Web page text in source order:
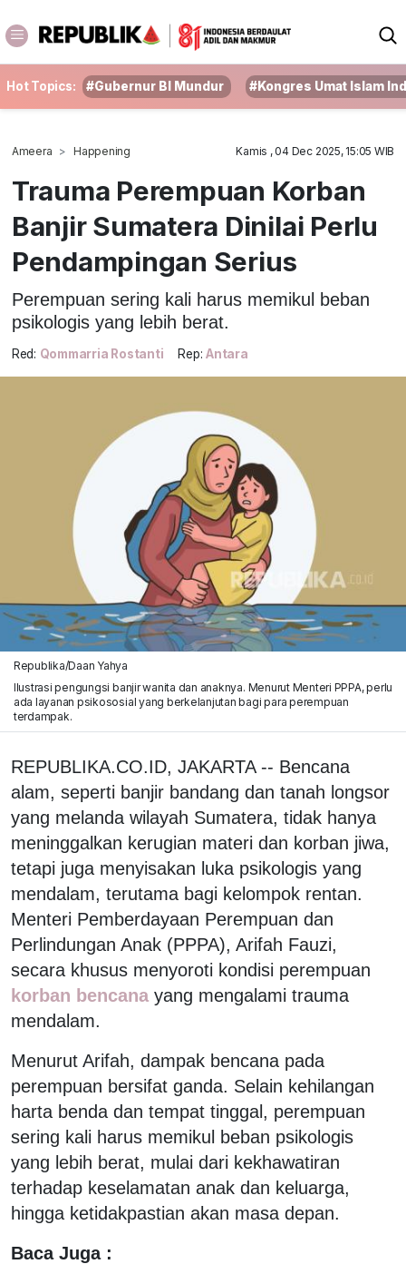
Hot Topics: #Gubernur BI Mundur #Kongres Umat Islam
Ameera Happening Kamis , 04 Dec 2025, 15:05 WIB
Trauma Perempuan Korban
Banjir Sumatera Dinilai Perlu
Pendampingan Serius
Perempuan sering kali harus memikul beban
psikologis yang lebih berat.
Red: Qommarria Rostanti Rep: Antara
Republika/Daan Yahya
Ilustrasi pengungsi banjir wanita dan anaknya. Menurut Menteri PPPA, perlu
ada layanan psikososial yang berkelanjutan bagi para perempuan
terdampak.
REPUBLIKA.CO.ID, JAKARTA -- Bencana
alam, seperti banjir bandang dan tanah longsor
yang melanda wilayah Sumatera, tidak hanya
meninggalkan kerugian materi dan korban jiwa,
tetapi juga menyisakan luka psikologis yang
mendalam, terutama bagi kelompok rentan.
Menteri Pemberdayaan Perempuan dan
Perlindungan Anak (PPPA), Arifah Fauzi,
secara khusus menyoroti kondisi perempuan
korban bencana yang mengalami trauma
mendalam.
Menurut Arifah, dampak bencana pada
perempuan bersifat ganda. Selain kehilangan
harta benda dan tempat tinggal, perempuan
sering kali harus memikul beban psikologis
yang lebih berat, mulai dari kekhawatiran
terhadap keselamatan anak dan keluarga,
hingga ketidakpastian akan masa depan.
Baca Juga :